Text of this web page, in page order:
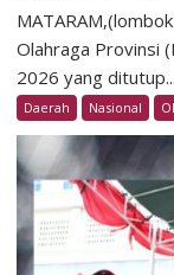
Olahraga Provinsi
2026 yang ditutup...
Daerah Nasional